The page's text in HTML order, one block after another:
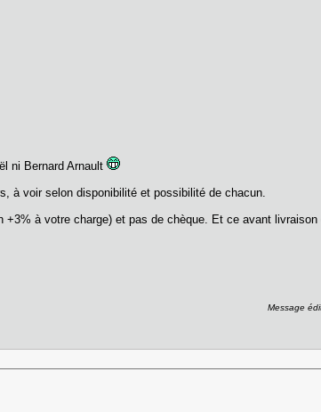
ni Bernard Arnault
à voir selon disponibilité et possibilité de chacun.
à votre charge) et pas de chèque. Et ce avant
Message